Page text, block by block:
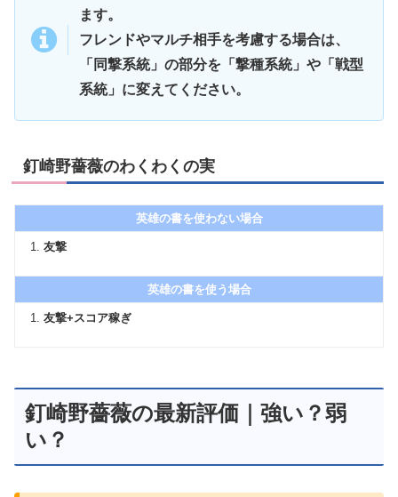
ます。
フレンドやマルチ相手を考慮する場合は、
「同撃系統」の部分を「撃種系統」や「戦型
系統」に変えてください。
釘崎野薔薇のわくわくの実
英雄の書を使わない場合
友撃
英雄の書を使う場合
友撃+スコア稼ぎ
釘崎野薔薇の最新評価｜強い？弱
い？